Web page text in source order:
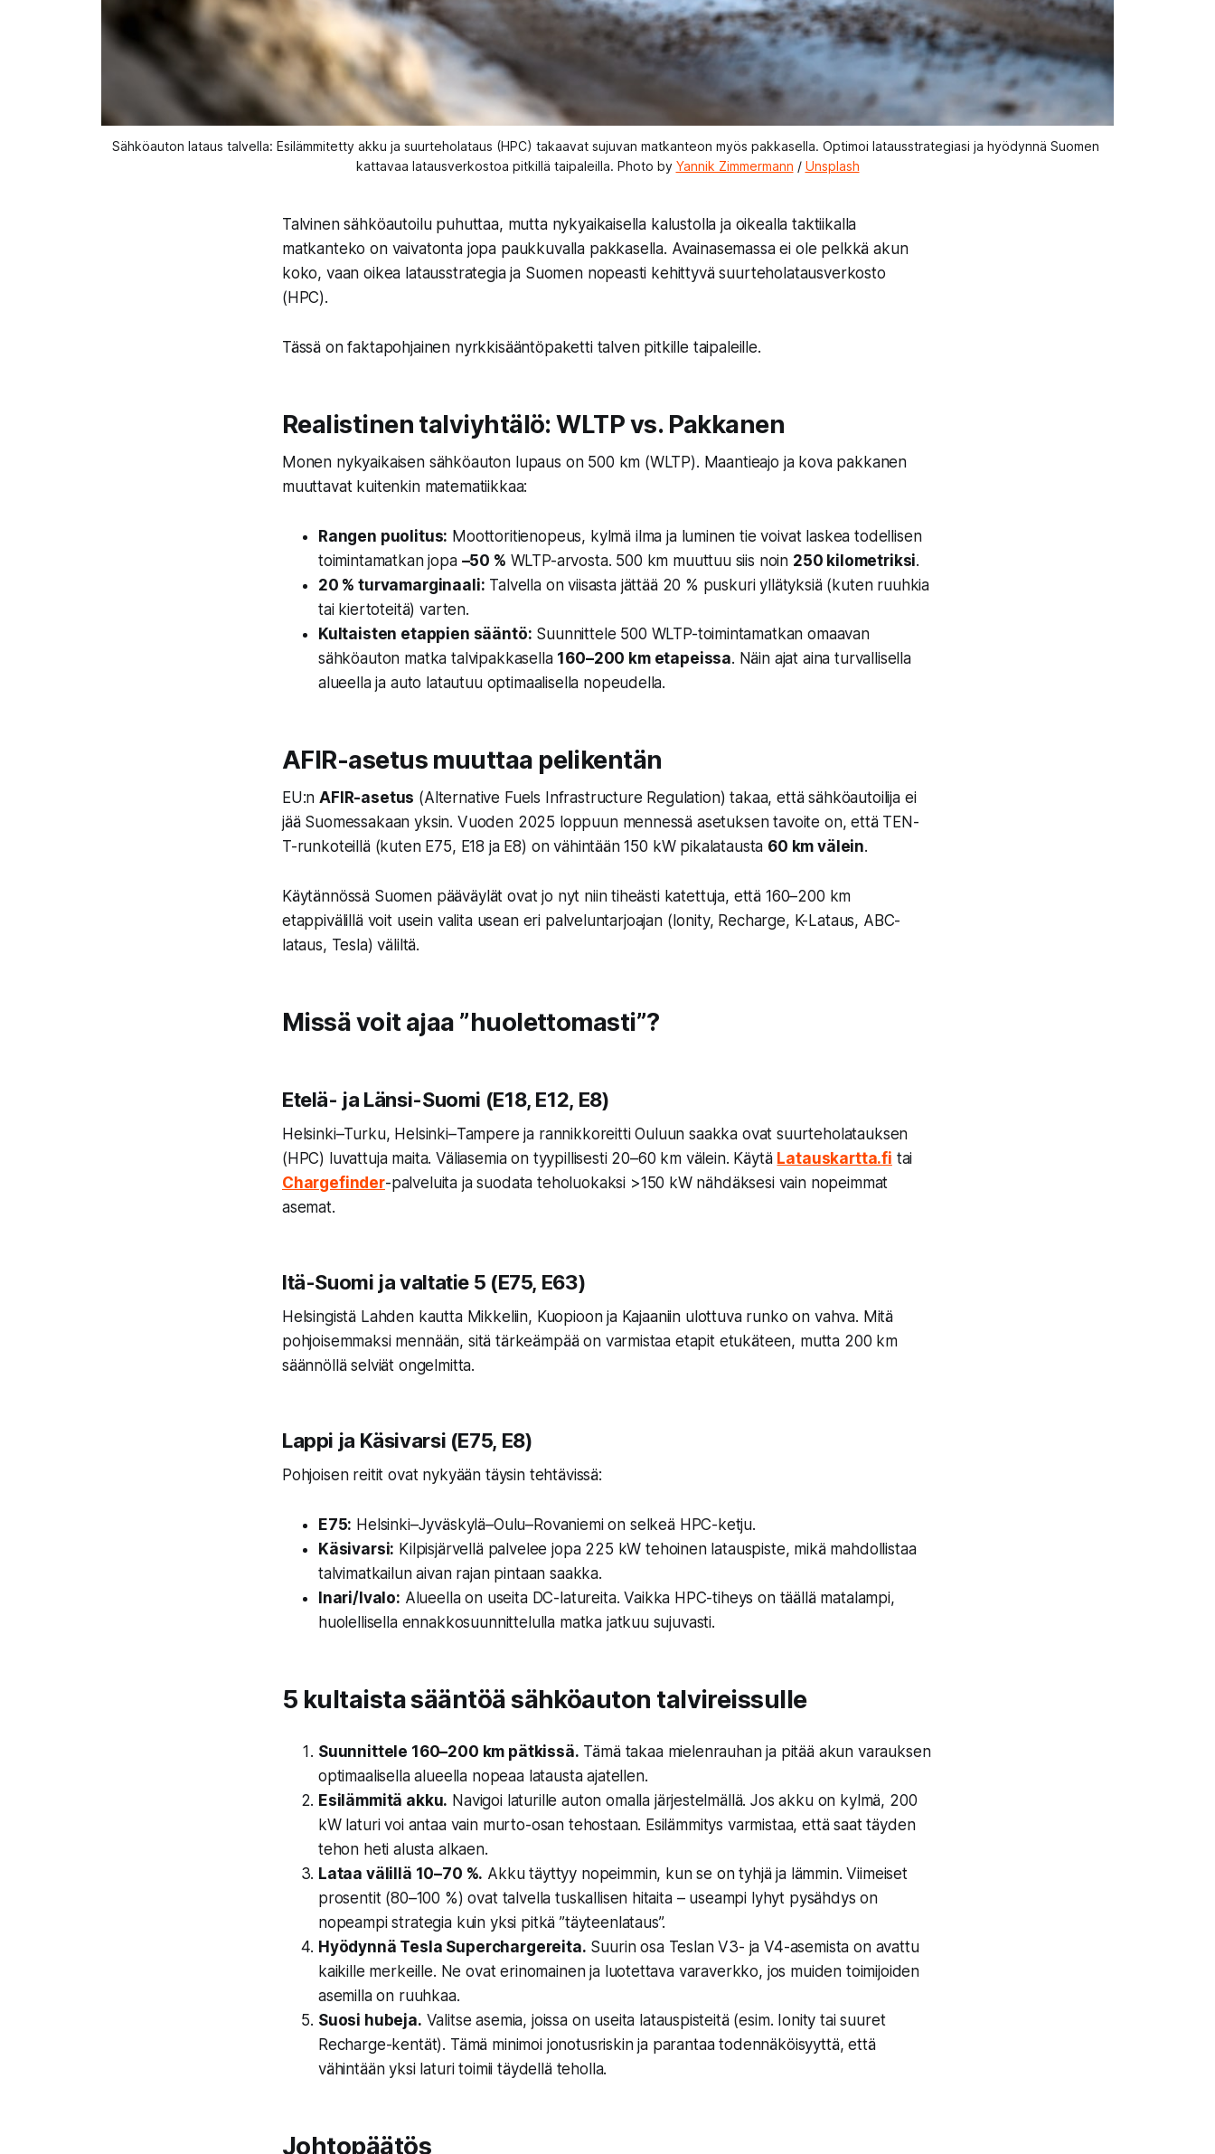
Sähköauton lataus talvella: Esilämmitetty akku ja suurteholataus (HPC) takaavat sujuvan matkanteon myös pakkasella. Optimoi latausstrategiasi ja hyödynnä Suomen
kattavaa latausverkostoa pitkillä taipaleilla. Photo by Yannik Zimmermann / Unsplash
Talvinen sähköautoilu puhuttaa, mutta nykyaikaisella kalustolla ja oikealla taktiikalla
matkanteko on vaivatonta jopa paukkuvalla pakkasella. Avainasemassa ei ole pelkkä akun
koko, vaan oikea latausstrategia ja Suomen nopeasti kehittyvä suurteholatausverkosto
(HPC).
Tässä on faktapohjainen nyrkkisääntöpaketti talven pitkille taipaleille.
Realistinen talviyhtälö: WLTP vs. Pakkanen
Monen nykyaikaisen sähköauton lupaus on 500 km (WLTP). Maantieajo ja kova pakkanen
muuttavat kuitenkin matematiikkaa:
Rangen puolitus: Moottoritienopeus, kylmä ilma ja luminen tie voivat laskea todellisen
toimintamatkan jopa –50 % WLTP-arvosta. 500 km muuttuu siis noin 250 kilometriksi.
20 % turvamarginaali: Talvella on viisasta jättää 20 % puskuri yllätyksiä (kuten ruuhkia
tai kiertoteitä) varten.
Kultaisten etappien sääntö: Suunnittele 500 WLTP-toimintamatkan omaavan
sähköauton matka talvipakkasella 160–200 km etapeissa. Näin ajat aina turvallisella
alueella ja auto latautuu optimaalisella nopeudella.
AFIR-asetus muuttaa pelikentän
EU:nAFIR-asetus (Alternative Fuels Infrastructure Regulation) takaa, että sähköautoilija ei
jää Suomessakaan yksin. Vuoden 2025 loppuun mennessä asetuksen tavoite on, että TEN-
T-runkoteillä (kuten E75, E18 ja E8) on vähintään 150 kW pikalatausta 60 km välein.
Käytännössä Suomen pääväylät ovat jo nyt niin tiheästi katettuja, että 160–200 km
etappivälillä voit usein valita usean eri palveluntarjoajan (Ionity, Recharge, K-Lataus, ABC-
lataus, Tesla) väliltä.
Missä voit ajaa ”huolettomasti”?
Etelä- ja Länsi-Suomi (E18, E12, E8)
Helsinki–Turku, Helsinki–Tampere ja rannikkoreitti Ouluun saakka ovat suurteholatauksen
(HPC) luvattuja maita. Väliasemia on tyypillisesti 20–60 km välein. Käytä Latauskartta.fi tai
Chargefinder-palveluita ja suodata teholuokaksi >150 kW nähdäksesi vain nopeimmat
asemat.
Itä-Suomi ja valtatie 5 (E75, E63)
Helsingistä Lahden kautta Mikkeliin, Kuopioon ja Kajaaniin ulottuva runko on vahva. Mitä
pohjoisemmaksi mennään, sitä tärkeämpää on varmistaa etapit etukäteen, mutta 200 km
säännöllä selviät ongelmitta.
Lappi ja Käsivarsi (E75, E8)
Pohjoisen reitit ovat nykyään täysin tehtävissä:
E75: Helsinki–Jyväskylä–Oulu–Rovaniemi on selkeä HPC-ketju.
Käsivarsi: Kilpisjärvellä palvelee jopa 225 kW tehoinen latauspiste, mikä mahdollistaa
talvimatkailun aivan rajan pintaan saakka.
Inari/Ivalo: Alueella on useita DC-latureita. Vaikka HPC-tiheys on täällä matalampi,
huolellisella ennakkosuunnittelulla matka jatkuu sujuvasti.
5 kultaista sääntöä sähköauton talvireissulle
Suunnittele 160–200 km pätkissä. Tämä takaa mielenrauhan ja pitää akun varauksen
optimaalisella alueella nopeaa latausta ajatellen.
Esilämmitä akku. Navigoi laturille auton omalla järjestelmällä. Jos akku on kylmä, 200
kW laturi voi antaa vain murto-osan tehostaan. Esilämmitys varmistaa, että saat täyden
tehon heti alusta alkaen.
Lataa välillä 10–70 %. Akku täyttyy nopeimmin, kun se on tyhjä ja lämmin. Viimeiset
prosentit (80–100 %) ovat talvella tuskallisen hitaita – useampi lyhyt pysähdys on
nopeampi strategia kuin yksi pitkä ”täyteenlataus”.
Hyödynnä Tesla Superchargereita. Suurin osa Teslan V3- ja V4-asemista on avattu
kaikille merkeille. Ne ovat erinomainen ja luotettava varaverkko, jos muiden toimijoiden
asemilla on ruuhkaa.
Suosi hubeja. Valitse asemia, joissa on useita latauspisteitä (esim. Ionity tai suuret
Recharge-kentät). Tämä minimoi jonotusriskin ja parantaa todennäköisyyttä, että
vähintään yksi laturi toimii täydellä teholla.
Johtopäätös